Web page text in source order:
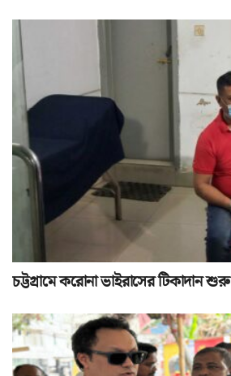
চট্টগ্রামে করোনা ভাইরাসের টিকাদান শুরু